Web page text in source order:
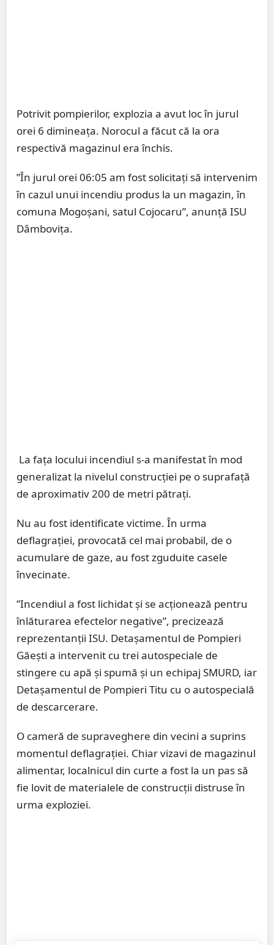
Potrivit pompierilor, explozia a avut loc în jurul
orei 6 dimineața. Norocul a făcut că la ora
respectivă magazinul era închis.
”În jurul orei 06:05 am fost solicitaţi să intervenim
în cazul unui incendiu produs la un magazin, în
comuna Mogoşani, satul Cojocaru”, anunţă ISU
Dâmboviţa.
La faţa locului incendiul s-a manifestat în mod
generalizat la nivelul construcţiei pe o suprafaţă
de aproximativ 200 de metri pătraţi.
Nu au fost identificate victime. În urma
deflagraţiei, provocată cel mai probabil, de o
acumulare de gaze, au fost zguduite casele
învecinate.
”Incendiul a fost lichidat şi se acţionează pentru
înlăturarea efectelor negative”, precizează
reprezentanţii ISU. Detaşamentul de Pompieri
Găeşti a intervenit cu trei autospeciale de
stingere cu apă şi spumă şi un echipaj SMURD, iar
Detaşamentul de Pompieri Titu cu o autospecială
de descarcerare.
O cameră de supraveghere din vecini a suprins
momentul deflagrației. Chiar vizavi de magazinul
alimentar, localnicul din curte a fost la un pas să
fie lovit de materialele de construcții distruse în
urma exploziei.